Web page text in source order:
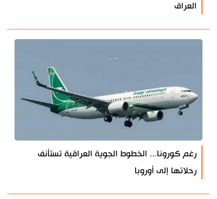
العراق
رغم كورونا... الخطوط الجوية العراقية تستأنف
رحلاتها إلى أوروبا